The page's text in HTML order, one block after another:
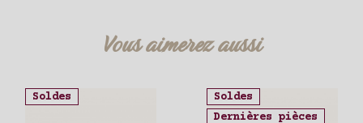
Vous aimerez aussi
Soldes
Soldes
Dernières pièces